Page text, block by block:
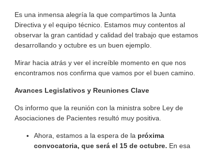
Es una inmensa alegría la que compartimos la Junta
Directiva y el equipo técnico. Estamos muy contentos al
observar la gran cantidad y calidad del trabajo que estamos
desarrollando y octubre es un buen ejemplo.
Mirar hacia atrás y ver el increíble momento en que nos
encontramos nos confirma que vamos por el buen camino.
Avances Legislativos y Reuniones Clave
Os informo que la reunión con la ministra sobre Ley de
Asociaciones de Pacientes resultó muy positiva.
Ahora, estamos a la espera de la próxima
convocatoria, que será el 15 de octubre. En esa